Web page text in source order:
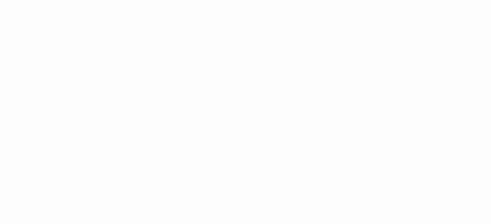
de Agricultura de Estados Unidos…
interpretación equivocada de…
el Mecanismo…
de…
agosto de 2026…